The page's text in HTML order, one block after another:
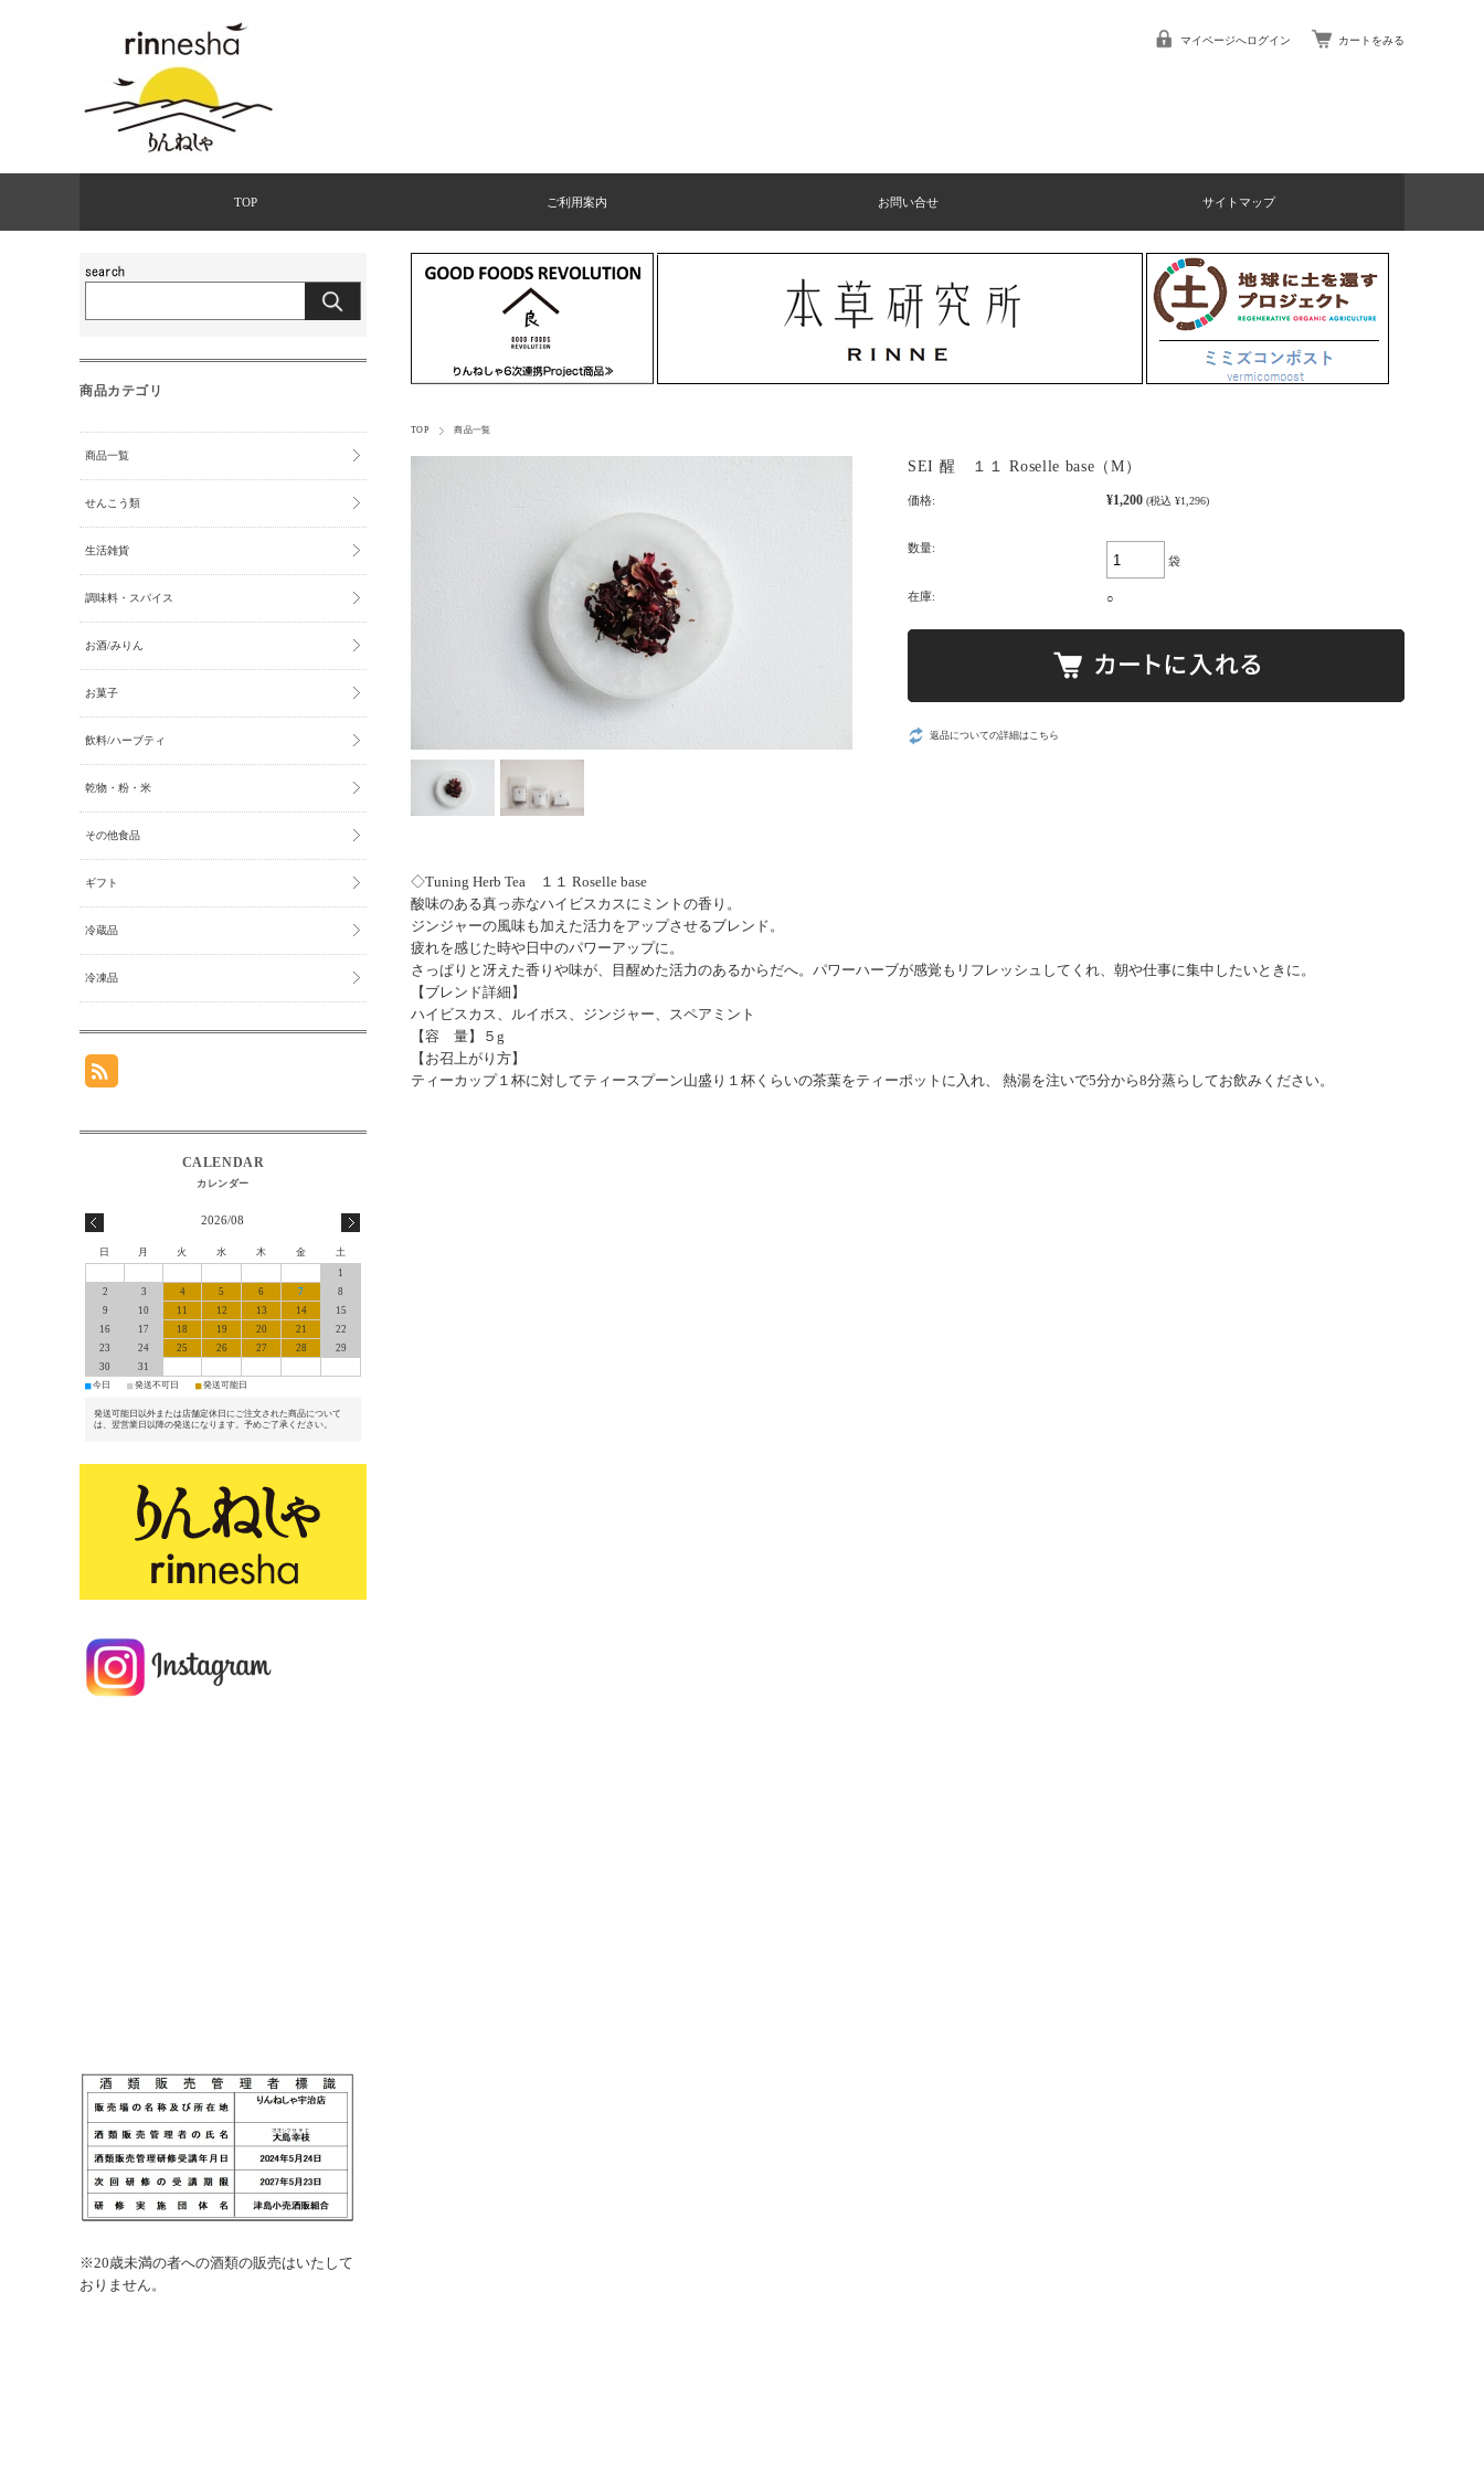
マイページへログイン カートをみる
TOP ご利用案内 お問い合せ サイトマップ
TOP 商品一覧
SEI 醒 １１ Roselle base（M）
価格: ¥1,200 (税込 ¥1,296)
数量:
袋
在庫: ○
返品についての詳細はこちら
◇Tuning Herb Tea １１ Roselle base
酸味のある真っ赤なハイビスカスにミントの香り。
ジンジャーの風味も加えた活力をアップさせるブレンド。
疲れを感じた時や日中のパワーアップに。
さっぱりと冴えた香りや味が、目醒めた活力のあるからだへ。パワーハーブが感覚もリフレッシュしてくれ、朝や仕事に集中したいときに。
【ブレンド詳細】
ハイビスカス、ルイボス、ジンジャー、スペアミント
【容 量】５g
【お召上がり方】
ティーカップ１杯に対してティースプーン山盛り１杯くらいの茶葉をティーポットに入れ、 熱湯を注いで5分から8分蒸らしてお飲みください。
商品カテゴリ
商品一覧
せんこう類
生活雑貨
調味料・スパイス
お酒/みりん
お菓子
飲料/ハーブティ
乾物・粉・米
その他食品
ギフト
冷蔵品
冷凍品
2026/08
日 月 火 水 木 金
土
1
2
3 4 5 6 7
8
9
10 11 12 13 14
15
16
17 18 19 20 21
22
23
24 25 26 27 28
29
30
31
■ 今日 ■ 発送不可日 ■ 発送可能日
発送可能日以外または店舗定休日にご注文された商品について
は、翌営業日以降の発送になります。予めご了承ください。
※20歳未満の者への酒類の販売はいたして
おりません。